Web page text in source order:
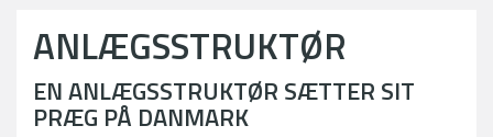
ANLÆGSSTRUKTØR
EN ANLÆGSSTRUKTØR SÆTTER SIT
PRÆG PÅ DANMARK